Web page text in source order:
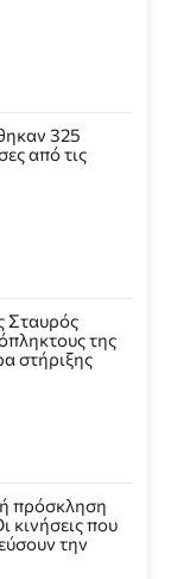
325
από τις
Σταυρός
της
στήριξης
πρόσκληση
κινήσεις που
την